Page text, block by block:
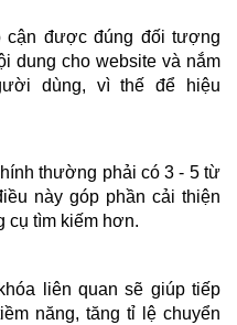
cận được đúng đối tượng
dung cho website và nắm
dùng, vì thế để hiệu
thường phải có 3 - 5 từ
này góp phần cải thiện
cụ tìm kiếm hơn.
liên quan sẽ giúp tiếp
năng, tăng tỉ lệ chuyển